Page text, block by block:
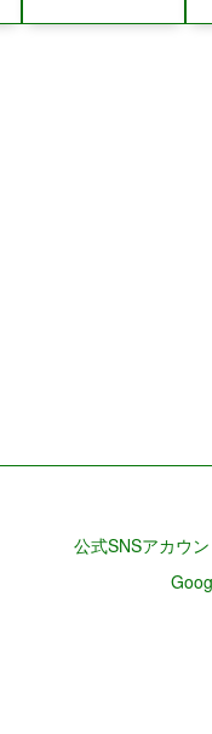
公式SNSアカウ